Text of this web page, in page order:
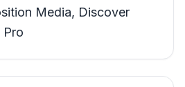
Media, Discover
Pro